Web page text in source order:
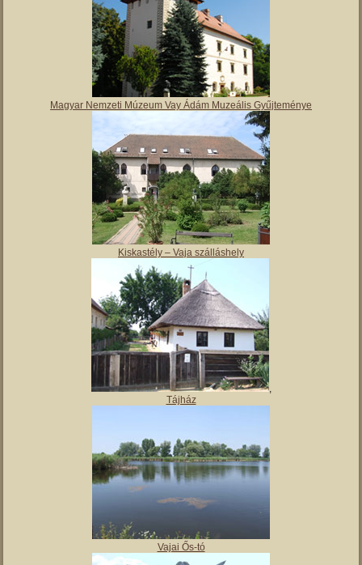
Magyar Nemzeti Múzeum Vay Ádám Muzeális Gyűjteménye
Kiskastély – Vaja szálláshely